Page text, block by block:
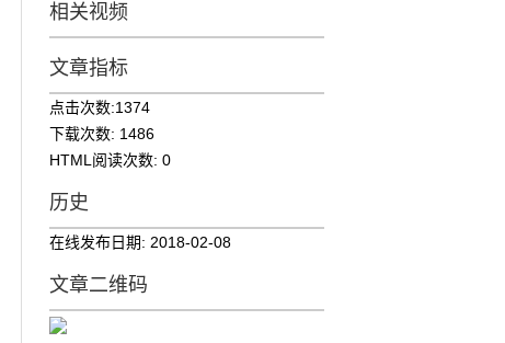
相关视频
文章指标
点击次数:1374
下载次数: 1486
HTML阅读次数: 0
历史
在线发布日期: 2018-02-08
文章二维码